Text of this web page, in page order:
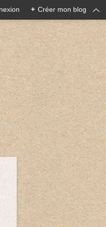
+ Créer mon blog